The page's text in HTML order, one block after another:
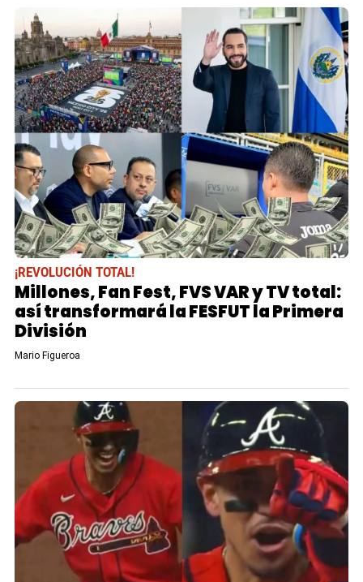
¡REVOLUCIÓN TOTAL!
Millones, Fan Fest, FVS VAR y TV total:
así transformará la FESFUT la Primera
División
Mario Figueroa